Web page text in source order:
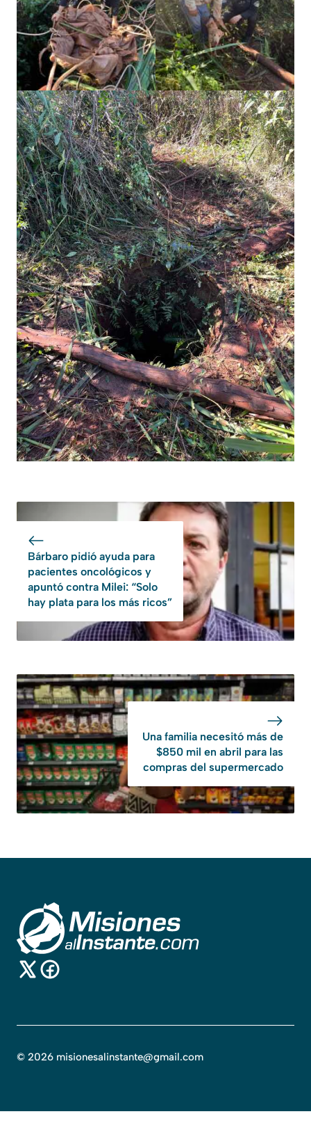
Bárbaro pidió ayuda para
pacientes oncológicos y
apuntó contra Milei: “Solo
hay plata para los más ricos”
Una familia necesitó más de
$850 mil en abril para las
compras del supermercado
© 2026 misionesalinstante@gmail.com